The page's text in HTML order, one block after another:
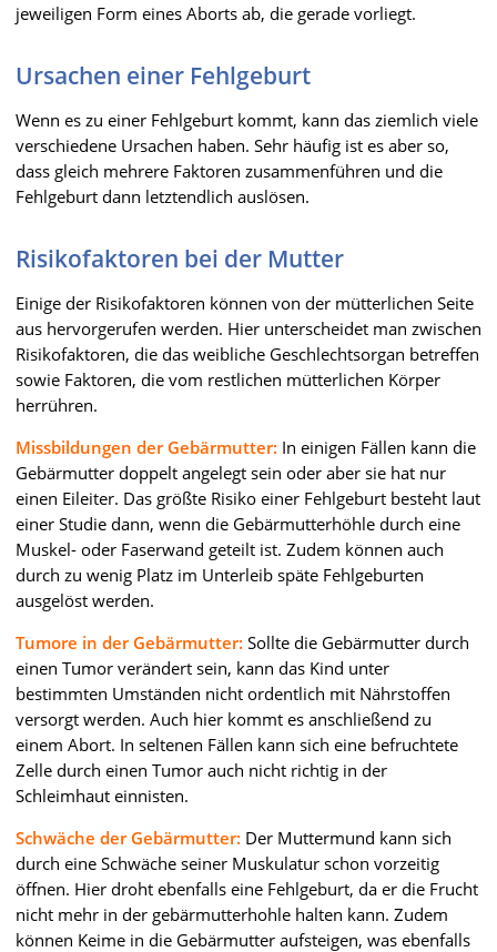
jeweiligen Form eines Aborts ab, die gerade vorliegt.
Ursachen einer Fehlgeburt
Wenn es zu einer Fehlgeburt kommt, kann das ziemlich viele
verschiedene Ursachen haben. Sehr häufig ist es aber so,
dass gleich mehrere Faktoren zusammenführen und die
Fehlgeburt dann letztendlich auslösen.
Risikofaktoren bei der Mutter
Einige der Risikofaktoren können von der mütterlichen Seite
aus hervorgerufen werden. Hier unterscheidet man zwischen
Risikofaktoren, die das weibliche Geschlechtsorgan betreffen
sowie Faktoren, die vom restlichen mütterlichen Körper
herrühren.
Missbildungen der Gebärmutter: In einigen Fällen kann die
Gebärmutter doppelt angelegt sein oder aber sie hat nur
einen Eileiter. Das größte Risiko einer Fehlgeburt besteht laut
einer Studie dann, wenn die Gebärmutterhöhle durch eine
Muskel- oder Faserwand geteilt ist. Zudem können auch
durch zu wenig Platz im Unterleib späte Fehlgeburten
ausgelöst werden.
Tumore in der Gebärmutter: Sollte die Gebärmutter durch
einen Tumor verändert sein, kann das Kind unter
bestimmten Umständen nicht ordentlich mit Nährstoffen
versorgt werden. Auch hier kommt es anschließend zu
einem Abort. In seltenen Fällen kann sich eine befruchtete
Zelle durch einen Tumor auch nicht richtig in der
Schleimhaut einnisten.
Schwäche der Gebärmutter: Der Muttermund kann sich
durch eine Schwäche seiner Muskulatur schon vorzeitig
öffnen. Hier droht ebenfalls eine Fehlgeburt, da er die Frucht
nicht mehr in der gebärmutterhohle halten kann. Zudem
können Keime in die Gebärmutter aufsteigen, was ebenfalls